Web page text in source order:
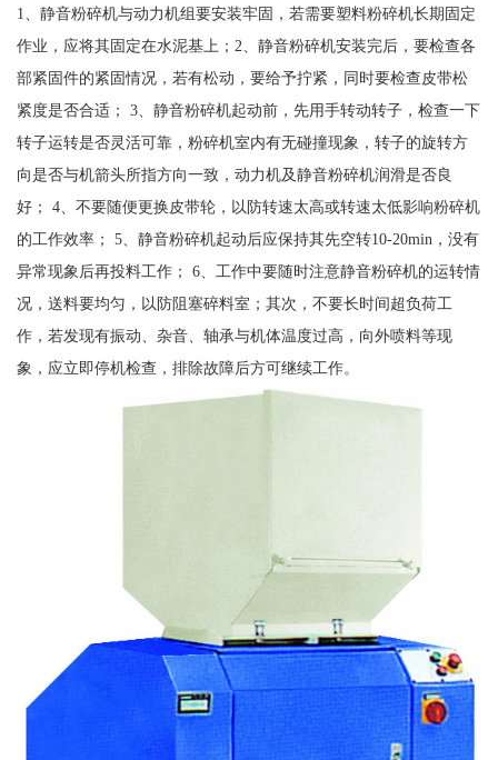
1、静音粉碎机与动力机组要安装牢固，若需要塑料粉碎机长期固定
作业，应将其固定在水泥基上；2、静音粉碎机安装完后，要检查各
部紧固件的紧固情况，若有松动，要给予拧紧，同时要检查皮带松
紧度是否合适； 3、静音粉碎机起动前，先用手转动转子，检查一下
转子运转是否灵活可靠，粉碎机室内有无碰撞现象，转子的旋转方
向是否与机箭头所指方向一致，动力机及静音粉碎机润滑是否良
好； 4、不要随便更换皮带轮，以防转速太高或转速太低影响粉碎机
的工作效率； 5、静音粉碎机起动后应保持其先空转10-20min，没有
异常现象后再投料工作； 6、工作中要随时注意静音粉碎机的运转情
况，送料要均匀，以防阻塞碎料室；其次，不要长时间超负荷工
作，若发现有振动、杂音、轴承与机体温度过高，向外喷料等现
象，应立即停机检查，排除故障后方可继续工作。